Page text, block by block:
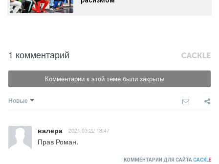
1 комментарий
Комментарии к этой теме были закрыты
Новые
валера 2021.03.22 18:47
Прав Роман.
КОММЕНТАРИИ ДЛЯ САЙТАCACKLE